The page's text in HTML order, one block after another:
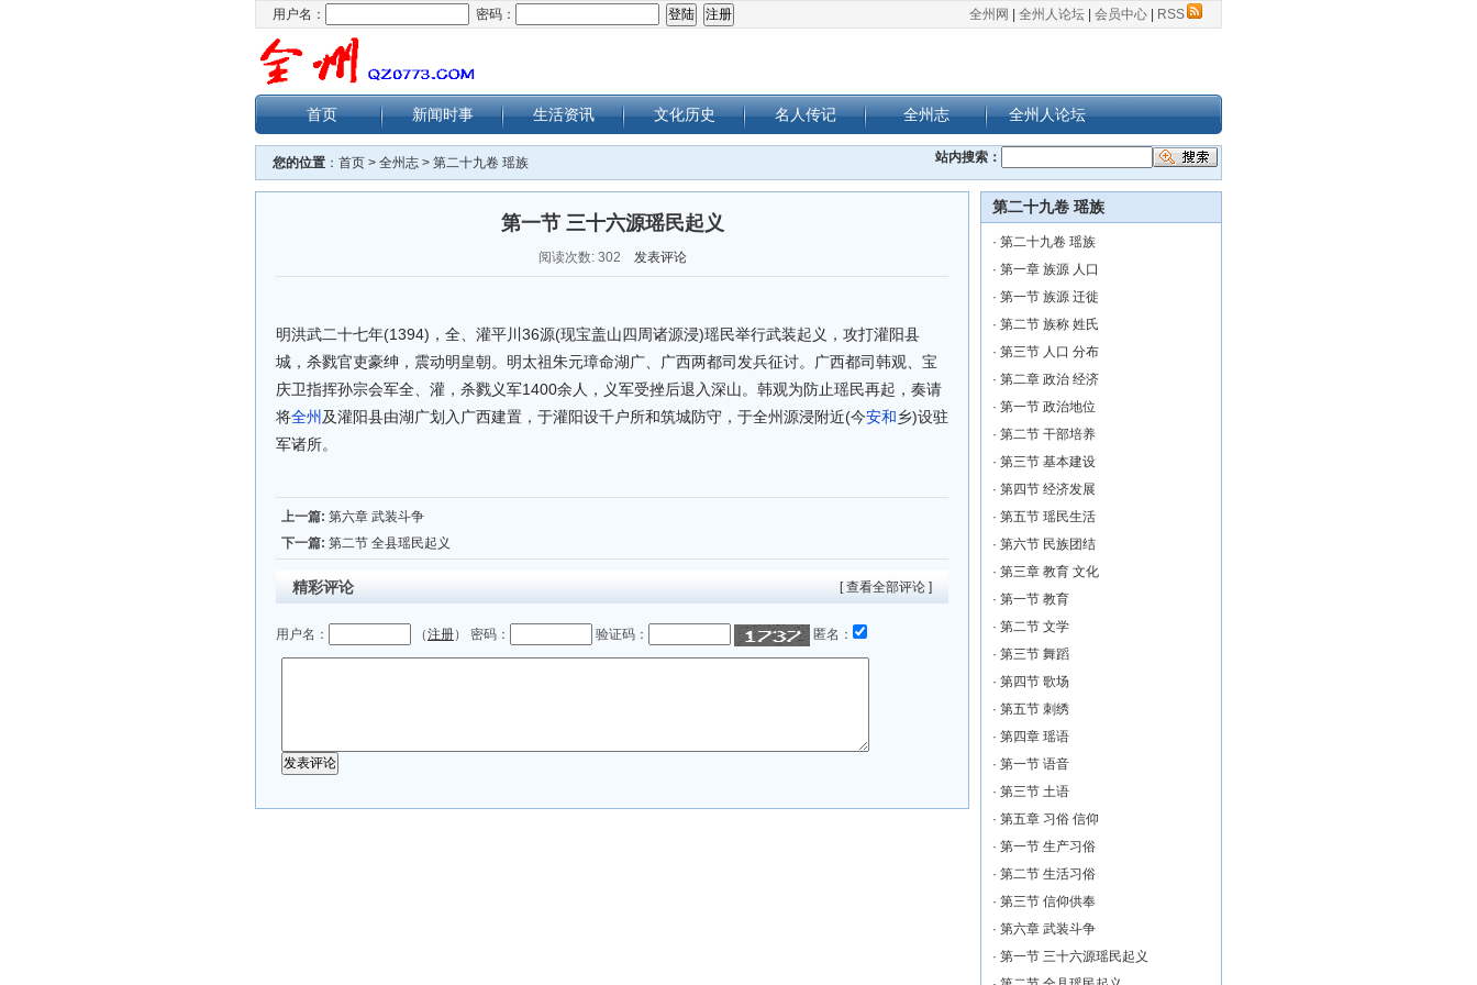
全州网 全州人论坛 会员中心 RSS
用户名： 密码：
首页 新闻时事 生活资讯 文化历史 名人传记 全州志 全州人论坛
您的位置 ： 首页 > 全州志 > 第二十九卷 瑶族 站内搜索：
第一节 三十六源瑶民起义
阅读次数: 302 发表评论
明洪武二十七年(1394)，全、灌平川36源(现宝盖山四周诸源浸)瑶民举行武装起义，攻打灌阳县
城，杀戮官吏豪绅，震动明皇朝。明太祖朱元璋命湖广、广西两都司发兵征讨。广西都司韩观、宝
庆卫指挥孙宗会军全、灌，杀戮义军1400余人，义军受挫后退入深山。韩观为防止瑶民再起，奏请
将全州 及灌阳县由湖广划入广西建置，于灌阳设千户所和筑城防守，于全州源浸附近(今安和乡)设驻
军诸所。
上一篇: 第六章 武装斗争
下一篇: 第二节 全县瑶民起义
[ 查看全部评论 ]
精彩评论
用户名： （注册） 密码： 验证码： 匿名：
第二十九卷 瑶族
· 第二十九卷 瑶族
· 第一章 族源 人口
· 第一节 族源 迁徙
· 第二节 族称 姓氏
· 第三节 人口 分布
· 第二章 政治 经济
· 第一节 政治地位
· 第二节 干部培养
· 第三节 基本建设
· 第四节 经济发展
· 第五节 瑶民生活
· 第六节 民族团结
· 第三章 教育 文化
· 第一节 教育
· 第二节 文学
· 第三节 舞蹈
· 第四节 歌场
· 第五节 刺绣
· 第四章 瑶语
· 第一节 语音
· 第三节 土语
· 第五章 习俗 信仰
· 第一节 生产习俗
· 第二节 生活习俗
· 第三节 信仰供奉
· 第六章 武装斗争
· 第一节 三十六源瑶民起义